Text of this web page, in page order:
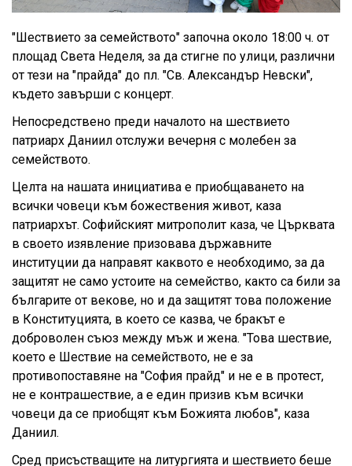
"Шествието за семейството" започна около 18:00 ч. от
площад Света Неделя, за да стигне по улици, различни
от тези на "прайда" до пл. "Св. Александър Невски",
където завърши с концерт.
Непосредствено преди началото на шествието
патриарх Даниил отслужи вечерня с молебен за
семейството.
Целта на нашата инициатива е приобщаването на
всички човеци към божествения живот, каза
патриархът. Софийският митрополит каза, че Църквата
в своето изявление призовава държавните
институции да направят каквото е необходимо, за да
защитят не само устоите на семейство, както са били за
българите от векове, но и да защитят това положение
в Конституцията, в което се казва, че бракът е
доброволен съюз между мъж и жена. "Това шествие,
което е Шествие на семейството, не е за
противопоставяне на "София прайд" и не е в протест,
не е контрашествие, а е един призив към всички
човеци да се приобщят към Божията любов", каза
Даниил.
Сред присъстващите на литургията и шествието беше